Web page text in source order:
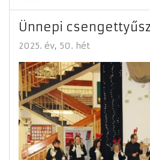
Ünnepi
2025. év 50. hét